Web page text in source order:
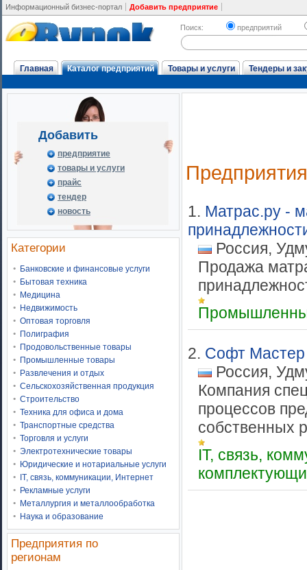
Информационный бизнес-портал Добавить предприятие
Поиск: предприятий
Главная Каталог предприятий Товары и услуги Тендеры и
Добавить
предприятие
товары и услуги
прайс
тендер
новость
Категории
Банковские и финансовые услуги
Бытовая техника
Медицина
Недвижимость
Оптовая торговля
Полиграфия
Продовольственные товары
Промышленные товары
Развлечения и отдых
Сельскохозяйственная продукция
Строительство
Техника для офиса и дома
Транспортные средства
Торговля и услуги
Электротехнические товары
Юридические и нотариальные услуги
IT, связь, коммуникации, Интернет
Рекламные услуги
Металлургия и металлообработка
Наука и образование
Предприятия по
регионам
Предприятия
1. Матрас.ру -
Россия,
Продажа
2. Софт Мастер
Россия,
Компания
процессов
собственных
IT, связь,